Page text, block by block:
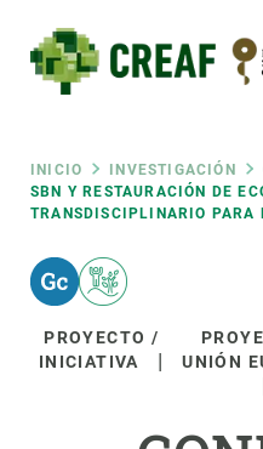
contenido
principal
Ruta
de
INICIO INVESTIGACIÓN
SBN Y RESTAURACIÓN DE
TRANSDISCIPLINARIO PARA
PROYECTO /
INICIATIVA
UNIÓN
RRSS
Featured
SOBRE NOSOTROS